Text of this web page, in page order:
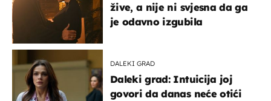
žive, a nije ni svjesna da ga
je odavno izgubila
DALEKI GRAD
Daleki grad: Intuicija joj
govori da danas neće otići